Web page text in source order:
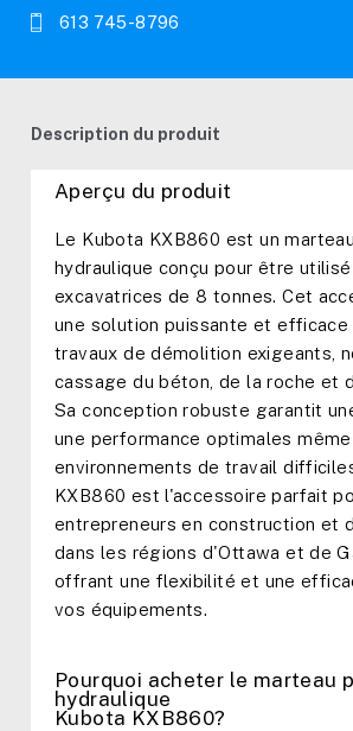
613 745-8796
Description du produit
Aperçu du produit
Le Kubota KXB860 est un
hydraulique conçu pour être
excavatrices de 8 tonnes. Cet
une solution puissante et efficace
travaux de démolition exigeants,
cassage du béton, de la roche et
Sa conception robuste garantit
une performance optimales
environnements de travail
KXB860 est l'accessoire parfait
entrepreneurs en construction et
dans les régions d'Ottawa et de
offrant une flexibilité et une
vos équipements.
Pourquoi acheter le marteau
hydraulique
Kubota KXB860?